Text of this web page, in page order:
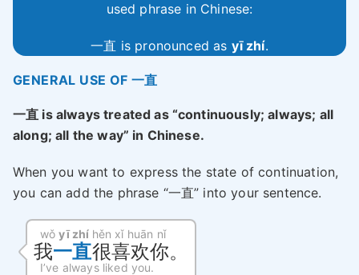
used phrase in Chinese:
一直 is pronounced as yī zhí.
GENERAL USE OF 一直
一直 is always treated as “continuously; always; all
along; all the way” in Chinese.
When you want to express the state of continuation,
you can add the phrase “一直” into your sentence.
wǒyī zhí hěn xǐ huān nǐ
我一直很喜欢你。
I’ve always liked you.